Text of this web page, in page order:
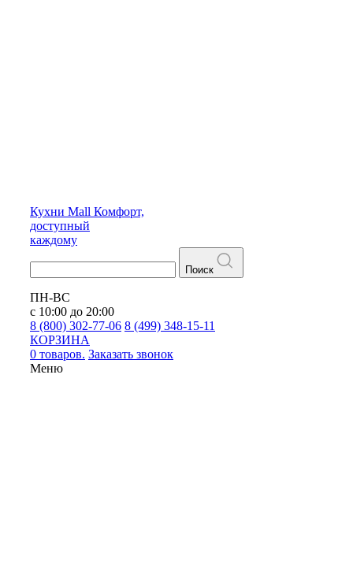
Кухни Mall Комфорт,
доступный
каждому
Поиск
ПН-ВС
с 10:00 до 20:00
8 (800) 302-77-06 8 (499) 348-15-11
КОРЗИНА
0 товаров. Заказать звонок
Меню